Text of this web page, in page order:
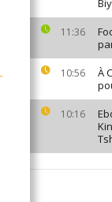
11:36
10:56
À
10:16